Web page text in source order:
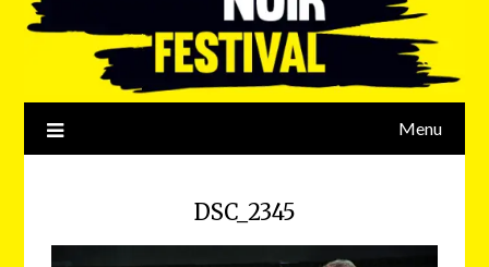
Menu
DSC_2345